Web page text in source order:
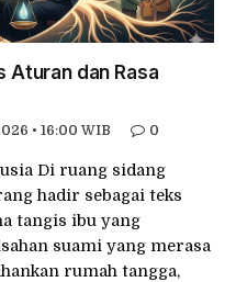
Aturan dan Rasa
• 16:00 WIB 0
Di ruang sidang
hadir sebagai teks
tangis ibu yang
suami yang merasa
rumah tangga,